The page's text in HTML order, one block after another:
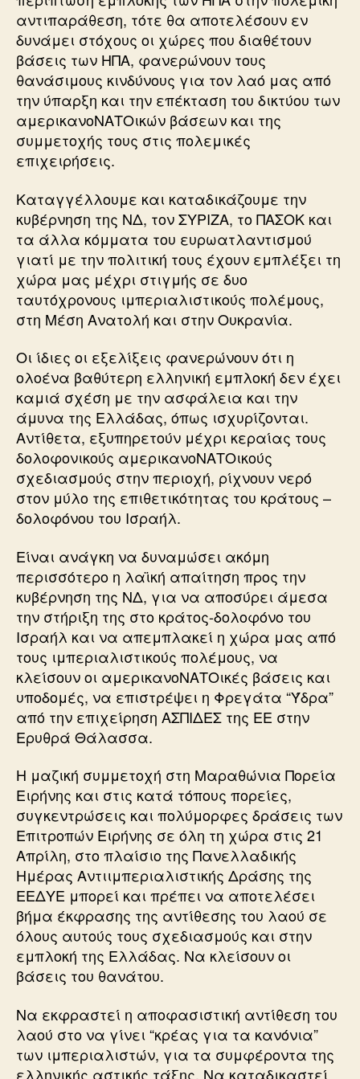
αντιπαράθεση, τότε θα αποτελέσουν εν
δυνάμει στόχους οι χώρες που διαθέτουν
βάσεις των ΗΠΑ, φανερώνουν τους
θανάσιμους κινδύνους για τον λαό μας από
την ύπαρξη και την επέκταση του δικτύου των
αμερικανοΝΑΤΟικών βάσεων και της
συμμετοχής τους στις πολεμικές
επιχειρήσεις.
Καταγγέλλουμε και καταδικάζουμε την
κυβέρνηση της ΝΔ, τον ΣΥΡΙΖΑ, το ΠΑΣΟΚ και
τα άλλα κόμματα του ευρωατλαντισμού
γιατί με την πολιτική τους έχουν εμπλέξει τη
χώρα μας μέχρι στιγμής σε δυο
ταυτόχρονους ιμπεριαλιστικούς πολέμους,
στη Μέση Ανατολή και στην Ουκρανία.
Οι ίδιες οι εξελίξεις φανερώνουν ότι η
ολοένα βαθύτερη ελληνική εμπλοκή δεν έχει
καμιά σχέση με την ασφάλεια και την
άμυνα της Ελλάδας, όπως ισχυρίζονται.
Αντίθετα, εξυπηρετούν μέχρι κεραίας τους
δολοφονικούς αμερικανοΝΑΤΟικούς
σχεδιασμούς στην περιοχή, ρίχνουν νερό
στον μύλο της επιθετικότητας του κράτους –
δολοφόνου του Ισραήλ.
Είναι ανάγκη να δυναμώσει ακόμη
περισσότερο η λαϊκή απαίτηση προς την
κυβέρνηση της ΝΔ, για να αποσύρει άμεσα
την στήριξη της στο κράτος-δολοφόνο του
Ισραήλ και να απεμπλακεί η χώρα μας από
τους ιμπεριαλιστικούς πολέμους, να
κλείσουν οι αμερικανοΝΑΤΟικές βάσεις και
υποδομές, να επιστρέψει η Φρεγάτα “Ύδρα”
από την επιχείρηση ΑΣΠΙΔΕΣ της ΕΕ στην
Ερυθρά Θάλασσα.
Η μαζική συμμετοχή στη Μαραθώνια Πορεία
Ειρήνης και στις κατά τόπους πορείες,
συγκεντρώσεις και πολύμορφες δράσεις των
Επιτροπών Ειρήνης σε όλη τη χώρα στις 21
Απρίλη, στο πλαίσιο της Πανελλαδικής
Ημέρας Αντιιμπεριαλιστικής Δράσης της
ΕΕΔΥΕ μπορεί και πρέπει να αποτελέσει
βήμα έκφρασης της αντίθεσης του λαού σε
όλους αυτούς τους σχεδιασμούς και στην
εμπλοκή της Ελλάδας. Να κλείσουν οι
βάσεις του θανάτου.
Να εκφραστεί η αποφασιστική αντίθεση του
λαού στο να γίνει “κρέας για τα κανόνια”
των ιμπεριαλιστών, για τα συμφέροντα της
ελληνικής αστικής τάξης. Να καταδικαστεί